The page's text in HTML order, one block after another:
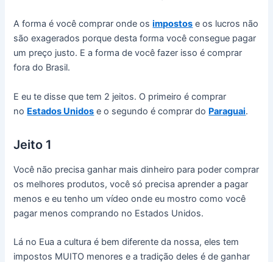
A forma é você comprar onde osimpostos e os lucros não
são exagerados porque desta forma você consegue pagar
um preço justo. E a forma de você fazer isso é comprar
fora do Brasil.
E eu te disse que tem 2 jeitos. O primeiro é comprar
no Estados Unidos e o segundo é comprar do Paraguai.
Jeito 1
Você não precisa ganhar mais dinheiro para poder comprar
os melhores produtos, você só precisa aprender a pagar
menos e eu tenho um vídeo onde eu mostro como você
pagar menos comprando no Estados Unidos.
Lá no Eua a cultura é bem diferente da nossa, eles tem
impostos MUITO menores e a tradição deles é de ganhar